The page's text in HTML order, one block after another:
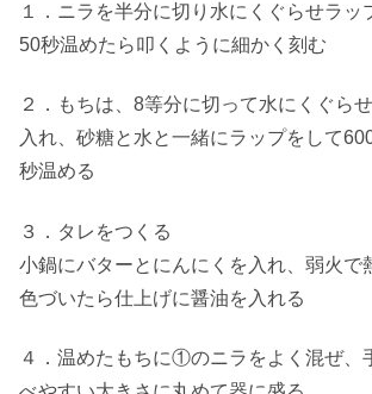
１．ニラを半分に切り水にくぐらせラッ
50秒温めたら叩くように細かく刻む
２．もちは、8等分に切って水にくぐら
入れ、砂糖と水と一緒にラップをして
秒温める
３．タレをつくる
小鍋にバターとにんにくを入れ、弱火で
色づいたら仕上げに醤油を入れる
４．温めたもちに①のニラをよく混ぜ、